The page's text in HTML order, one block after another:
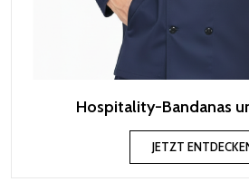
Hospitality-Bandanas
JETZT